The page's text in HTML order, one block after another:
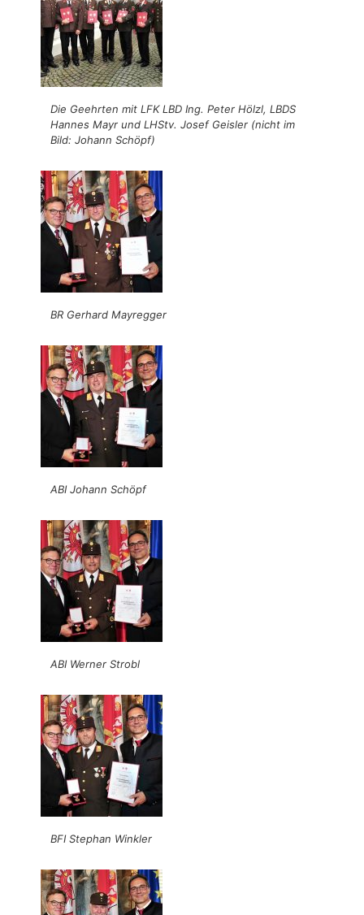
Die Geehrten mit LFK LBD Ing. Peter Hölzl, LBDS
Hannes Mayr und LHStv. Josef Geisler (nicht im
Bild: Johann Schöpf)
BR Gerhard Mayregger
ABI Johann Schöpf
ABI Werner Strobl
BFI Stephan Winkler